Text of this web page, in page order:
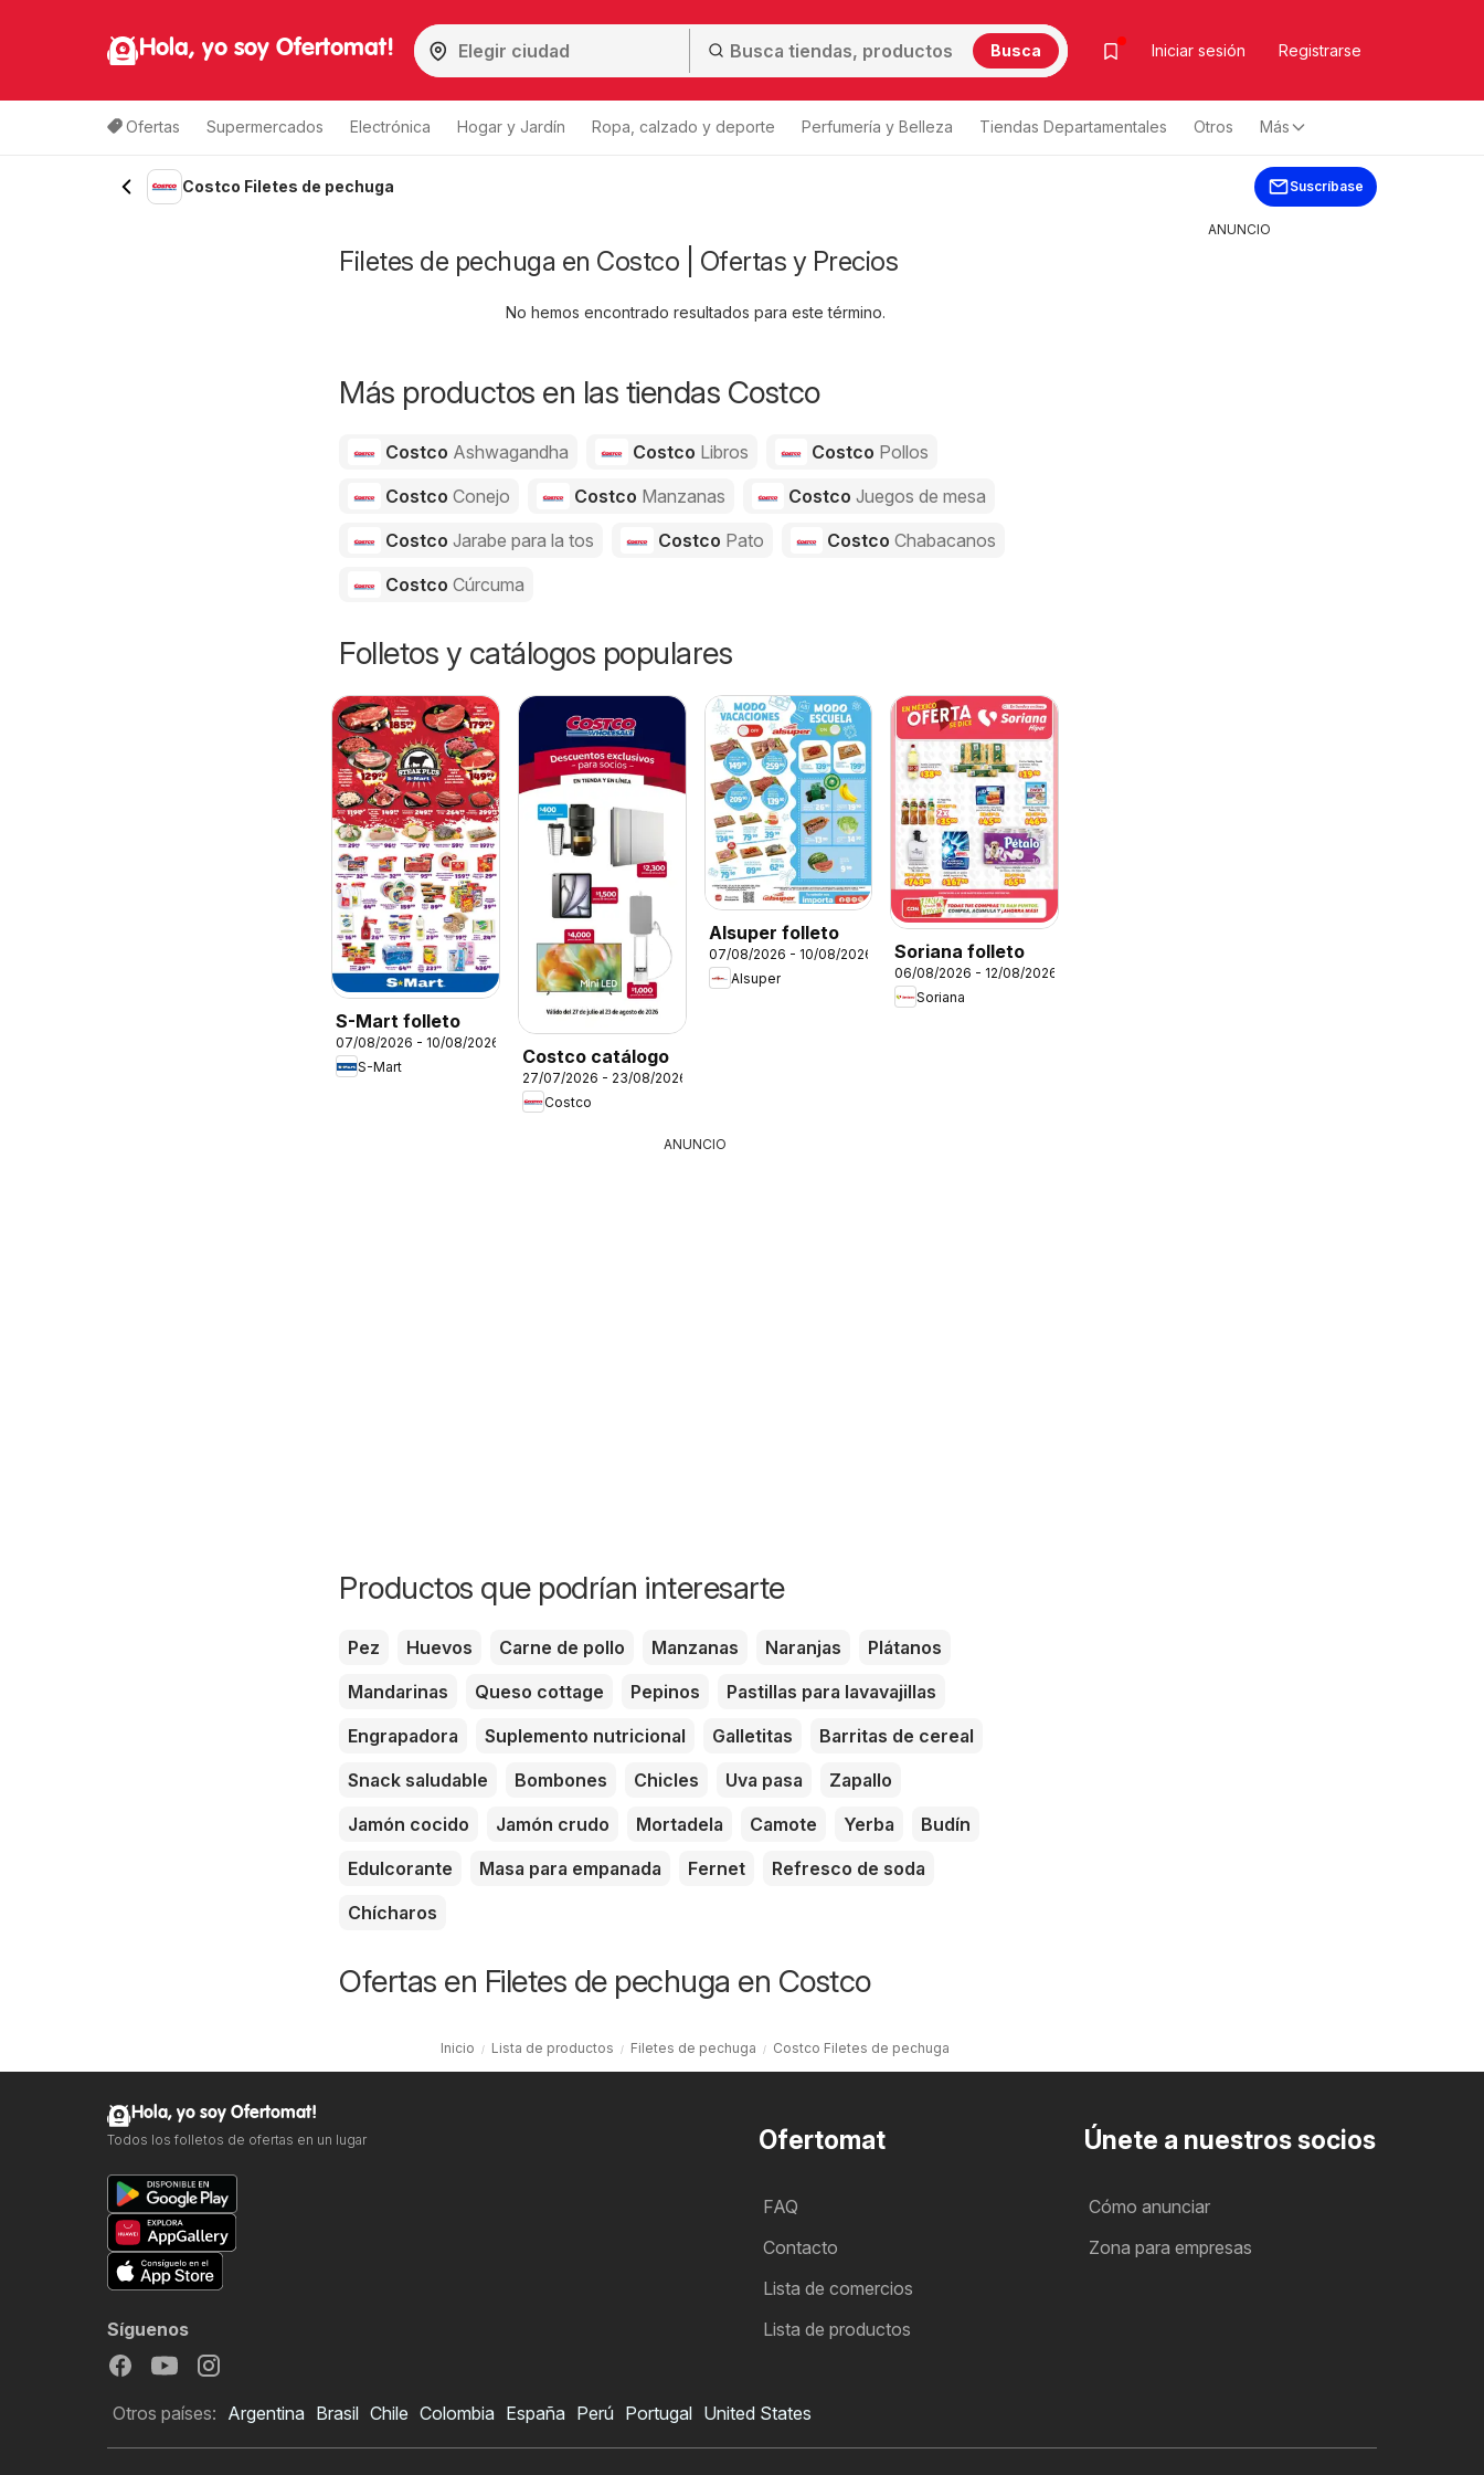
Hola, yo soy Ofertomat! Busca Iniciar sesión Registrarse
Ofertas Supermercados Electrónica Hogar y Jardín Ropa, calzado y deporte Perfumería y Belleza Tiendas Departamentales Otros Más
Costco Filetes de pechuga Suscríbase
Filetes de pechuga en Costco | Ofertas y Precios
No hemos encontrado resultados para este término.
Más productos en las tiendas Costco
Costco Ashwagandha Costco Libros Costco Pollos
Costco Conejo Costco Manzanas CostcoJuegos de mesa
Costco Jarabe para la tos Costco Pato CostcoChabacanos
Costco Cúrcuma
Folletos y catálogos populares
S-Mart folleto
07/08/2026 - 10/08/2026
S-Mart
Costco catálogo
27/07/2026 - 23/08/2026
Costco
Alsuper folleto
07/08/2026 - 10/08/2026
Alsuper
Soriana folleto
06/08/2026 - 12/08/2026
Soriana
ANUNCIO
Productos que podrían interesarte
Pez Huevos Carne de pollo Manzanas Naranjas
Plátanos
Mandarinas
Queso cottage Pepinos
Pastillas para lavavajillas
Engrapadora
Suplemento nutricional Galletitas
Barritas de cereal
Snack saludable
Bombones Chicles Uva pasa
Zapallo
Jamón cocido
Jamón crudo Mortadela Camote Yerba
Budín
Edulcorante
Masa para empanada Fernet
Refresco de soda
Chícharos
Ofertas en Filetes de pechuga en Costco
Inicio Lista de productos Filetes de pechuga Costco Filetes de pechuga
ANUNCIO
Ofertomat
FAQ
Contacto
Lista de comercios
Lista de productos
Únete a nuestros socios
Cómo anunciar
Zona para empresas
Hola, yo soy Ofertomat!
Todos los folletos de ofertas en un lugar
Síguenos
Otros países: Argentina Brasil Chile Colombia España Perú Portugal United States